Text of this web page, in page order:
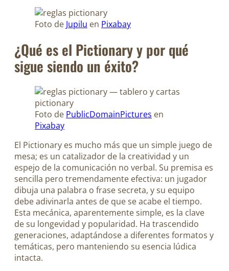
Foto de Jupilu en Pixabay
¿Qué es el Pictionary y por qué
sigue siendo un éxito?
Foto de PublicDomainPictures en
Pixabay
El Pictionary es mucho más que un simple juego de
mesa; es un catalizador de la creatividad y un
espejo de la comunicación no verbal. Su premisa es
sencilla pero tremendamente efectiva: un jugador
dibuja una palabra o frase secreta, y su equipo
debe adivinarla antes de que se acabe el tiempo.
Esta mecánica, aparentemente simple, es la clave
de su longevidad y popularidad. Ha trascendido
generaciones, adaptándose a diferentes formatos y
temáticas, pero manteniendo su esencia lúdica
intacta.